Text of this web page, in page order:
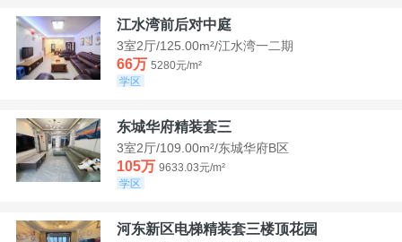
江水湾前后对中庭
3室2厅/125.00m²/江水湾一二期
66万 5280元/m²
学区
东城华府精装套三
3室2厅/109.00m²/东城华府B区
105万 9633.03元/m²
学区
河东新区电梯精装套三楼顶花园